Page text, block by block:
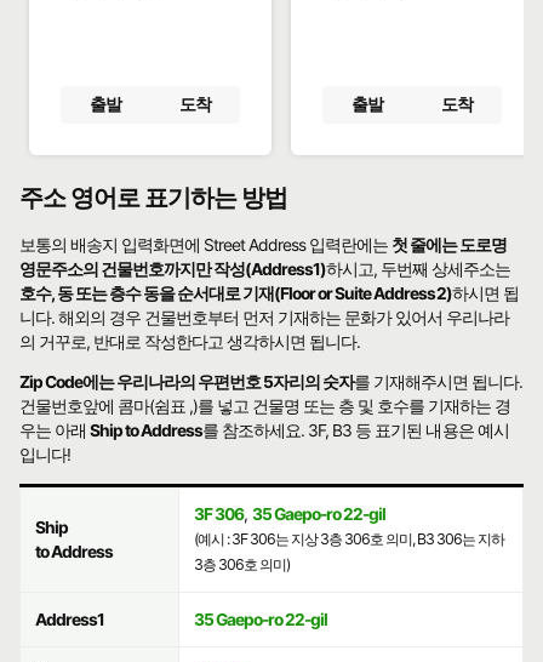
출발 도착 출발 도착
주소 영어로 표기하는 방법
보통의 배송지 입력화면에 Street Address 입력란에는 첫 줄에는 도로명
영문주소의 건물번호까지만 작성(Address1)하시고, 두번째 상세주소는
호수, 동 또는 층수 동을 순서대로 기재(Floor or Suite Address2)하시면 됩
니다. 해외의 경우 건물번호부터 먼저 기재하는 문화가 있어서 우리나라
의 거꾸로, 반대로 작성한다고 생각하시면 됩니다.
Zip Code에는 우리나라의 우편번호 5자리의 숫자를 기재해주시면 됩니다.
건물번호앞에 콤마(쉼표 ,)를 넣고 건물명 또는 층 및 호수를 기재하는 경
우는 아래Ship to Address를 참조하세요. 3F, B3 등 표기된 내용은 예시
입니다!
Ship
to Address
3F 306, 35 Gaepo-ro 22-gil
(예시 : 3F 306는 지상 3층 306호 의미, B3 306는 지하
3층 306호 의미)
Address1 35 Gaepo-ro 22-gil